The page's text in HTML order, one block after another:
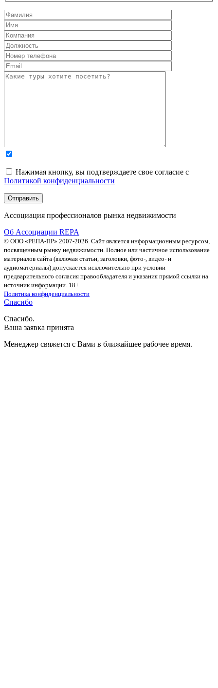
Нажимая кнопку, вы подтверждаете свое согласие с
Политикой конфиденциальности
Ассоциация профессионалов рынка недвижимости
Об Ассоциации REPA
© ООО «РЕПА-ПР» 2007-2026. Сайт является информационным ресурсом,
посвященным рынку недвижимости. Полное или частичное использование
материалов сайта (включая статьи, заголовки, фото-, видео- и
аудиоматериалы) допускается исключительно при условии
предварительного согласия правообладателя и указания прямой ссылки на
источник информации. 18+
Политика конфиденциальности
Спасибо
Спасибо.
Ваша заявка принята
Менеджер свяжется с Вами в ближайшее рабочее время.